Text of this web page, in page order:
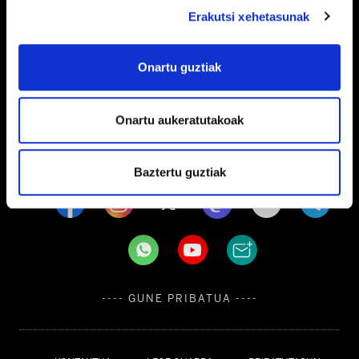
Erakutsi xehetasunak
Onartu guztiak
Onartu aukeratutakoak
Baztertu guztiak
Barrainkua, 13 48009 BILBO
Tel:944 03 77 00
EGOITZAK
---- GUNE PRIBATUA ----